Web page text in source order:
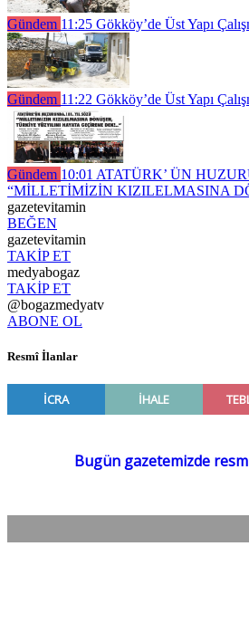
Gündem 11:25 Gökköy’de Üst Yapı
Gündem 11:22 Gökköy’de Üst Yapı
Gündem 10:01 ATATÜRK’ ÜN
“MİLLETİMİZİN KIZILELMASINA
gazetevitamin
BEĞEN
gazetevitamin
TAKİP ET
medyabogaz
TAKİP ET
@bogazmedyatv
ABONE OL
Resmî İlanlar